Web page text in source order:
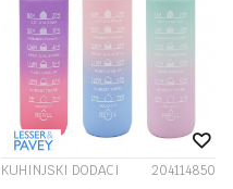
KUHINJSKI DODACI 204114850